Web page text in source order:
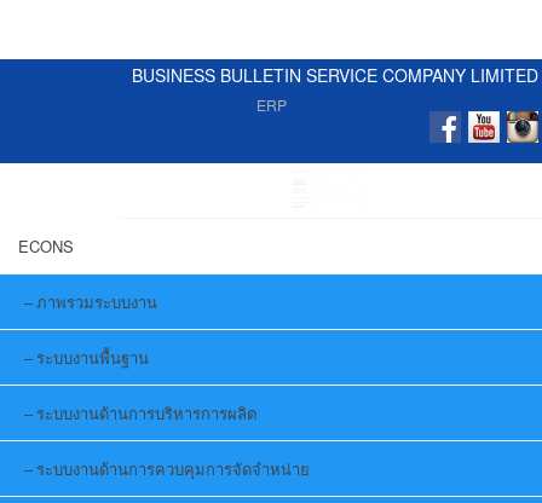
BUSINESS BULLETIN SERVICE COMPANY LIMITED
ERP
ECONS
ภาพรวมระบบงาน
ระบบงานพื้นฐาน
ระบบงานด้านการบริหารการผลิต
ระบบงานด้านการควบคุมการจัดจำหน่าย